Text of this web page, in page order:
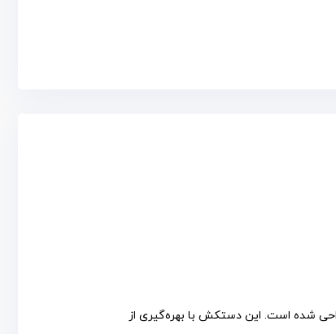
شده است. این دستکش با بهره‌گیری از